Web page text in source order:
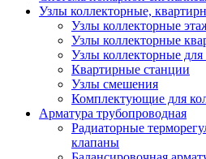
Узлы коллекторные,
Узлы коллекторные
Узлы коллекторные
Узлы коллекторные
Квартирные станции
Узлы смешения
Комплектующие для
Арматура трубопроводная
Радиаторные
клапаны